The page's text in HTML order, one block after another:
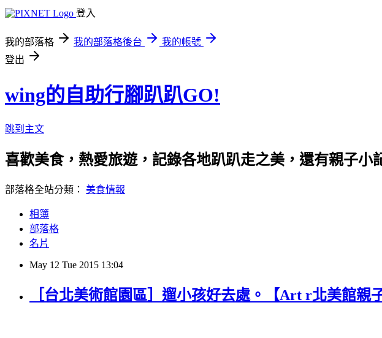
登入
我的部落格 我的部落格後台
我的帳號
登出
wing的自助行腳趴趴GO!
跳到主文
喜歡美食，熱愛旅遊，記錄各地趴趴走之美，還有親子小
部落格全站分類： 美食情報
相簿
部落格
名片
May 12 Tue 2015 13:04
［台北美術館園區］遛小孩好去處。【Art r北美館